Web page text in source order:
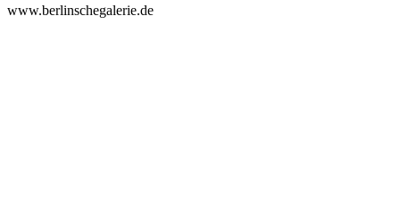
www.berlinschegalerie.de